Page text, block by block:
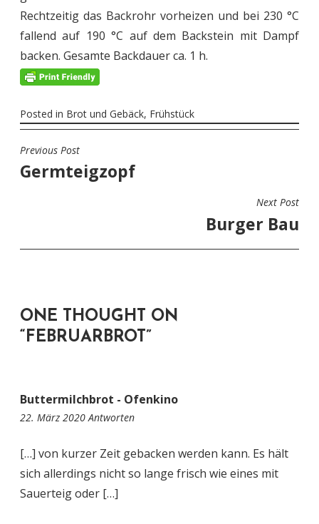
Rechtzeitig das Backrohr vorheizen und bei 230 °C
fallend auf 190 °C auf dem Backstein mit Dampf
backen. Gesamte Backdauer ca. 1 h.
Posted in Brot und Gebäck, Frühstück
BEITRAGSNAVIGATION
Previous Post
Germteigzopf
Next Post
Burger Bau
ONE THOUGHT ON
FEBRUARBROT”
Buttermilchbrot - Ofenkino
22. März 202017:43
Antworten
[…] von kurzer Zeit gebacken werden kann. Es hält
sich allerdings nicht so lange frisch wie eines mit
Sauerteig oder […]